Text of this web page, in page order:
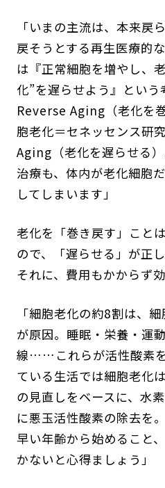
「いまの主流は、本来戻
戻そうとする再生医療的
は『正常細胞を増やし、
化”を遅らせよう』という
Reverse Aging（老化を
胞老化＝セネッセンス研
Aging（老化を遅らせる
治療も、体内が老化細胞
してしまいます」
老化を「巻き戻す」こと
ので、「遅らせる」が正
それに、費用もかからず効
「細胞老化の約8割は、
が原因。睡眠・栄養・運
線……これらが活性酸素
ている生活では細胞老化
の見直しをベースに、水
に悪玉活性酸素の除去を
早い年齢から始めること
かないと心得ましょう」